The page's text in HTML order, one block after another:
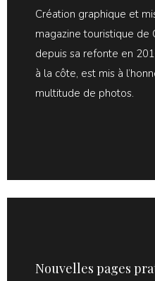
Création graphique et
magazine touristique de
depuis sa refonte en
à la côte, est mis à
multitude de photos.
Nouvelles pages